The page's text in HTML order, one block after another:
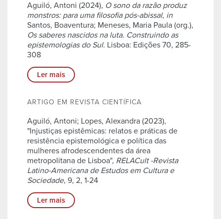
Aguiló, Antoni (2024), O sono da razão produz
monstros: para uma filosofia pós-abissal, in
Santos, Boaventura; Meneses, Maria Paula (org.),
Os saberes nascidos na luta. Construindo as
epistemologias do Sul. Lisboa: Edições 70, 285-
308
Ler mais
ARTIGO EM REVISTA CIENTÍFICA
Aguiló, Antoni; Lopes, Alexandra (2023),
"Injustiças epistêmicas: relatos e práticas de
resistência epistemológica e política das
mulheres afrodescendentes da área
metropolitana de Lisboa", RELACult -Revista
Latino-Americana de Estudos em Cultura e
Sociedade, 9, 2, 1-24
Ler mais